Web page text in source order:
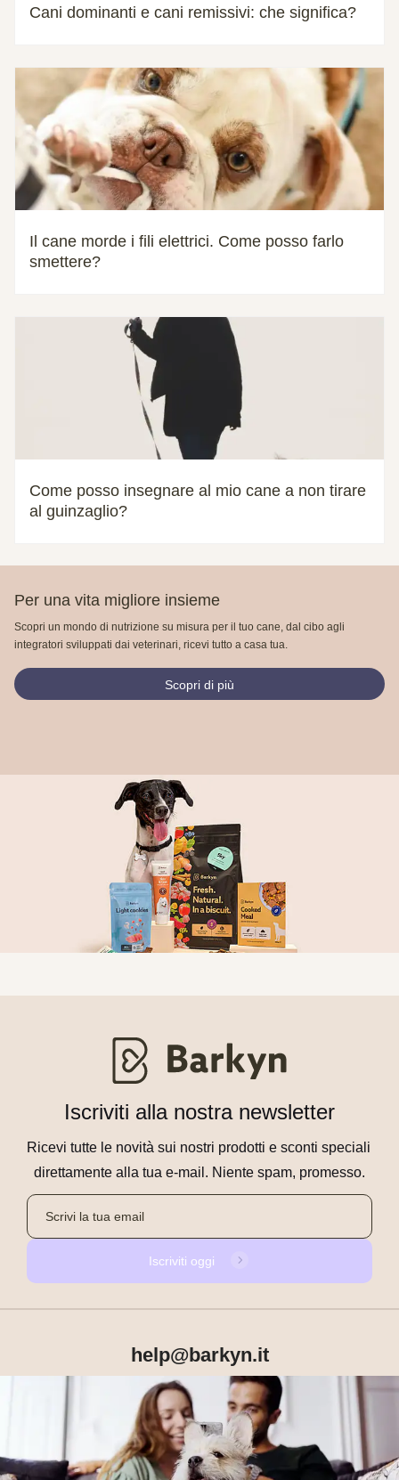
Cani dominanti e cani remissivi: che significa?
Il cane morde i fili elettrici. Come posso farlo
smettere?
Come posso insegnare al mio cane a non tirare
al guinzaglio?
Per una vita migliore insieme
Scopri un mondo di nutrizione su misura per il tuo cane, dal cibo agli
integratori sviluppati dai veterinari, ricevi tutto a casa tua.
Scopri di più
Iscriviti alla nostra newsletter
Ricevi tutte le novità sui nostri prodotti e sconti speciali
direttamente alla tua e-mail. Niente spam, promesso.
Iscriviti oggi
help@barkyn.it